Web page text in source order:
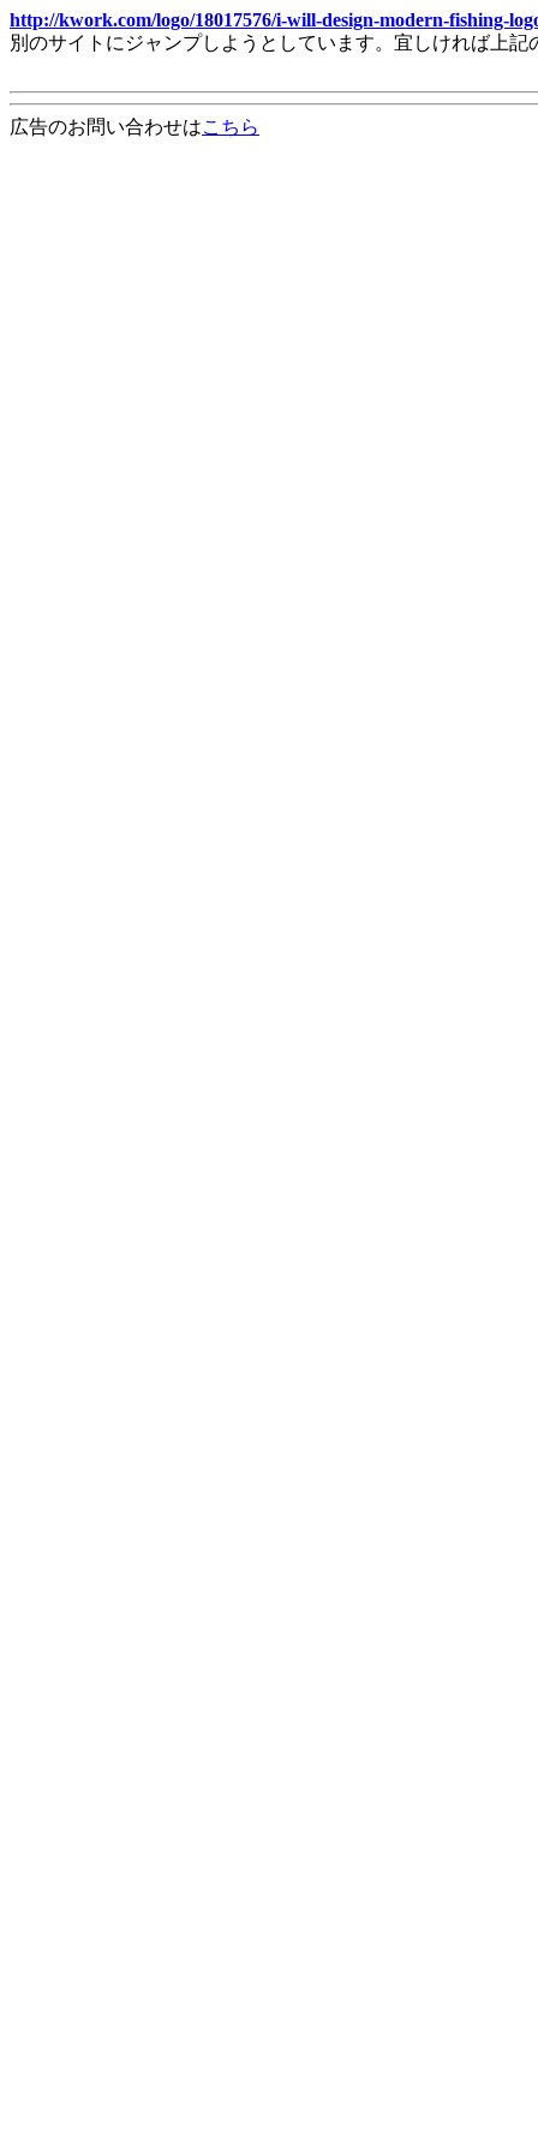
http://kwork.com/logo/18017576/i-will-design-modern-fishing-
別のサイトにジャンプしようとしています。宜しければ上
広告のお問い合わせはこちら